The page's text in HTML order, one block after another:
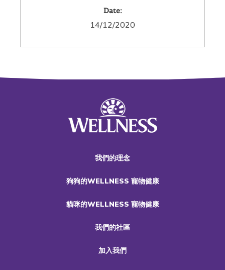
Date:
14/12/2020
我們的理念
狗狗的WELLNESS 寵物健康
貓咪的WELLNESS 寵物健康
我們的社區
加入我們